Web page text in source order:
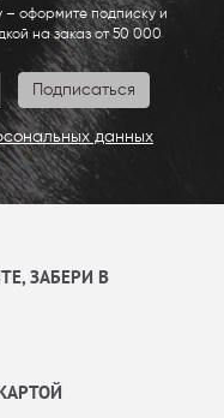
– оформите подписку и
на заказ от 50 000
данных
ЗАБЕРИ В